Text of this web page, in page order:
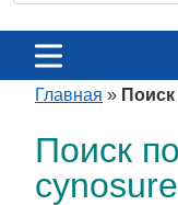
Главная » Поиск
Поиск
cynosure